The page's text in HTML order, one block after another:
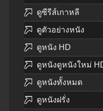
ดูซีรีส์เกาหลี
ดูตัวอย่างหนัง
ดูหนัง HD
ดูหนังดูหนังใหม่
ดูหนังทั้งหมด
ดูหนังฝรั่ง